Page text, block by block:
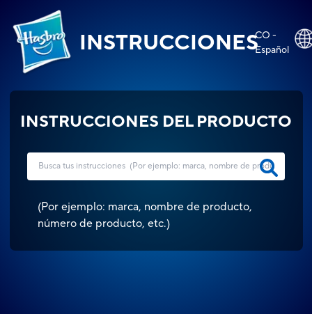
INSTRUCCIONESCO -
Español
INSTRUCCIONES DEL PRODUCTO
(Por ejemplo: marca, nombre de producto,
número de producto, etc.)